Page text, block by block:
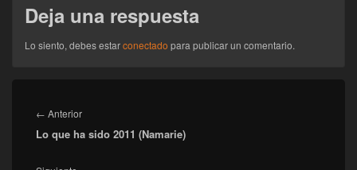
Deja una respuesta
Lo siento, debes estarconectado para publicar un comentario.
de
entradas
← AnteriorEntrada
anterior:
Lo que ha sido 2011 (Namarie)